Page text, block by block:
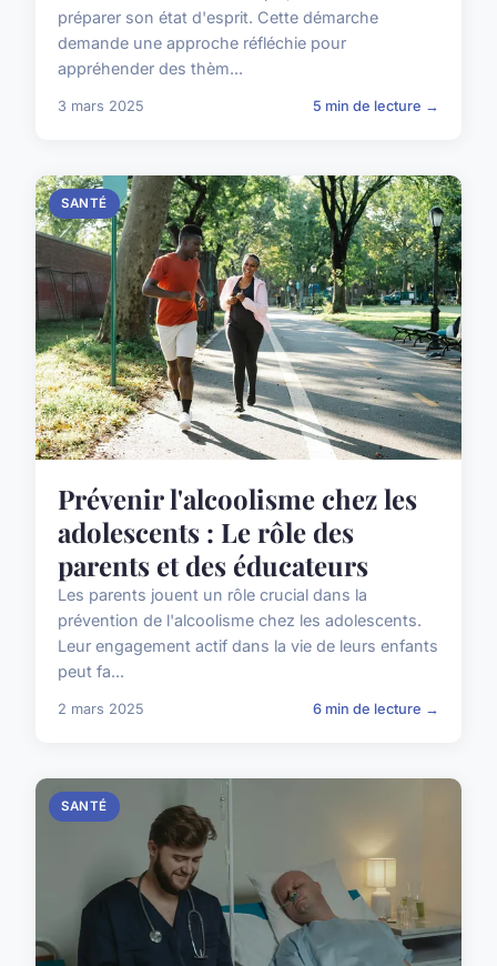
préparer son état d'esprit. Cette démarche
demande une approche réfléchie pour
appréhender des thèm...
3 mars 2025 5 min de lecture →
SANTÉ
Prévenir l'alcoolisme chez les
adolescents : Le rôle des
parents et des éducateurs
Les parents jouent un rôle crucial dans la
prévention de l'alcoolisme chez les adolescents.
Leur engagement actif dans la vie de leurs enfants
peut fa...
2 mars 2025 6 min de lecture →
SANTÉ